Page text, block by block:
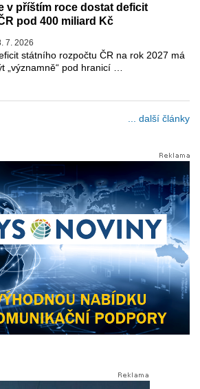
v příštím roce dostat deficit
pod 400 miliard Kč
7. 2026
státního rozpočtu ČR na rok 2027 má
„významně“ pod hranicí …
... další články